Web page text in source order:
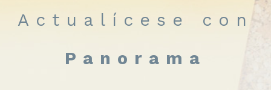
Actualícese con
Panorama